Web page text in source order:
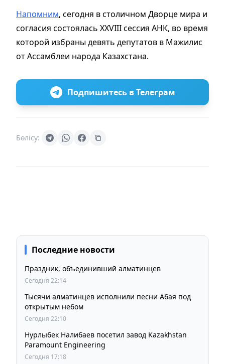
Напомним, сегодня в столичном Дворце мира и
согласия состоялась XXVIII сессия АНК, во время
которой избраны девять депутатов в Мажилис
от Ассамблеи народа Казахстана.
Подпишитесь в Телеграм
Бөлісу:
Последние новости
Праздник, объединивший алматинцев
Сегодня 22:14
Тысячи алматинцев исполнили песни Абая под
открытым небом
Сегодня 22:10
Нурлыбек Налибаев посетил завод Kazakhstan
Paramount Engineering
Сегодня 17:18